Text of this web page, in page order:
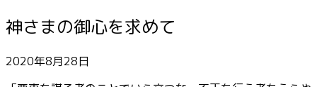
神さまの御心を求めて
2020年8月28日